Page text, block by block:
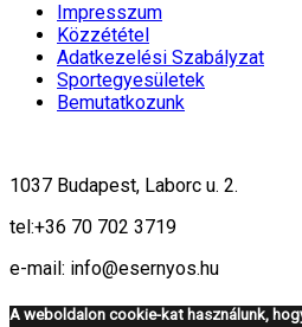
Impresszum
Közzététel
Adatkezelési Szabályzat
Sportegyesületek
Bemutatkozunk
1037 Budapest, Laborc u. 2.
tel:+36 70 702 3719
e-mail: info@esernyos.hu
A weboldalon cookie-kat használunk,